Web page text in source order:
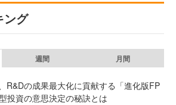
ング
週間 月間
R&Dの成果最大化に貢献する「進化版FP
投資の意思決定の秘訣とは